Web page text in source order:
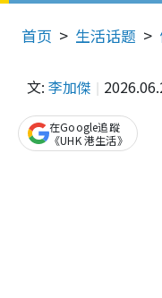
首页 生活话题
文: 李加傑
在Google追蹤
《UHK 港生活》